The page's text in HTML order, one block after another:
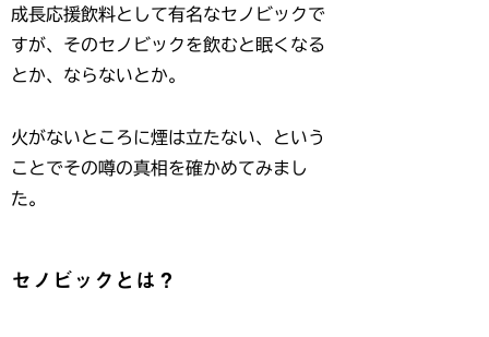
成長応援飲料として有名なセノビックで
すが、そのセノビックを飲むと眠くなる
とか、ならないとか。
火がないところに煙は立たない、という
ことでその噂の真相を確かめてみまし
た。
セノビックとは？